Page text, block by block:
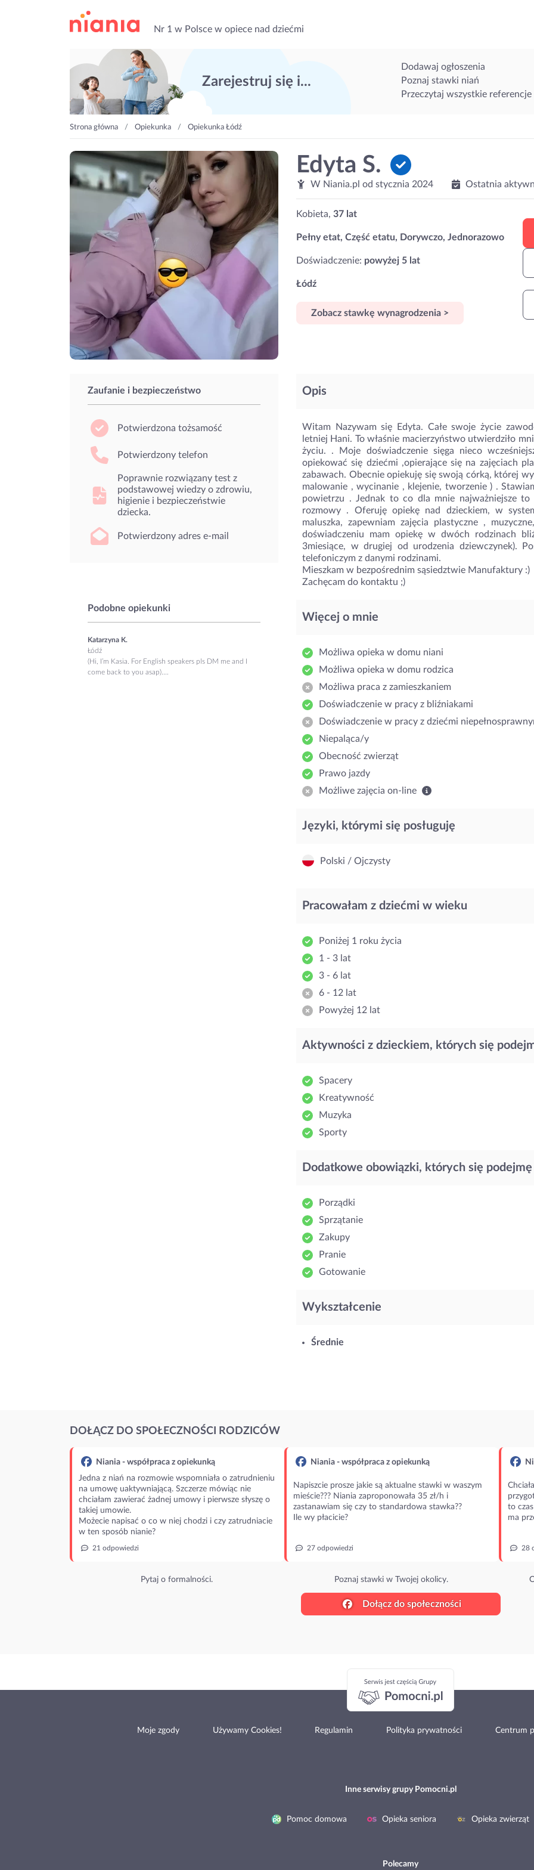
Nr 1 w Polsce w opiece nad dziećmi
Zarejestruj się i...
Dodawaj ogłoszenia
Poznaj stawki niań
Przeczytaj wszystkie referencje
Strona główna Opiekunka Opiekunka Łódź
Edyta S.
W Niania.pl od stycznia 2024 Ostatnia
Kobieta, 37 lat
Pełny etat, Część etatu, Dorywczo, Jednorazowo
Doświadczenie: powyżej 5 lat
Łódź
Zobacz stawkę wynagrodzenia >
Zaufanie i bezpieczeństwo
Potwierdzona tożsamość
Potwierdzony telefon
Poprawnie rozwiązany test z
podstawowej wiedzy o zdrowiu,
higienie i bezpieczeństwie
dziecka.
Potwierdzony adres e-mail
Podobne opiekunki
Katarzyna K.
Łódź
(Hi, I’m Kasia. For English speakers pls DM me and I
come back to you asap)....
Opis
Witam Nazywam się Edyta. Całe swoje życie
letniej Hani. To właśnie macierzyństwo utwierdziło
życiu. . Moje doświadczenie sięga nieco
opiekować się dziećmi ,opierające się na zajęciach
zabawach. Obecnie opiekuję się swoją córką, której
malowanie , wycinanie , klejenie, tworzenie ) .
powietrzu . Jednak to co dla mnie najważniejsze to
rozmowy . Oferuję opiekę nad dzieckiem, w
maluszka, zapewniam zajęcia plastyczne ,
doświadczeniu mam opiekę w dwóch rodzinach
3miesiące, w drugiej od urodzenia dziewczynek).
telefoniczym z danymi rodzinami.
Mieszkam w bezpośrednim sąsiedztwie Manufaktury :)
Zachęcam do kontaktu ;)
Więcej o mnie
Możliwa opieka w domu niani
Możliwa opieka w domu rodzica
Możliwa praca z zamieszkaniem
Doświadczenie w pracy z bliźniakami
Doświadczenie w pracy z dziećmi
Niepaląca/y
Obecność zwierząt
Prawo jazdy
Możliwe zajęcia on-line
Języki, którymi się posługuję
Polski / Ojczysty
Pracowałam z dziećmi w wieku
Poniżej 1 roku życia
1 - 3 lat
3 - 6 lat
6 - 12 lat
Powyżej 12 lat
Aktywności z dzieckiem, których się
Spacery
Kreatywność
Muzyka
Sporty
Dodatkowe obowiązki, których się podejmę
Porządki
Sprzątanie
Zakupy
Pranie
Gotowanie
Wykształcenie
Średnie
DOŁĄCZ DO SPOŁECZNOŚCI RODZICÓW
Niania - współpraca z opiekunką
Jedna z niań na rozmowie wspomniała o zatrudnieniu
na umowę uaktywniającą. Szczerze mówiąc nie
chciałam zawierać żadnej umowy i pierwsze słyszę o
takiej umowie.
Możecie napisać o co w niej chodzi i czy zatrudniacie
w ten sposób nianie?
21 odpowiedzi
Pytaj o formalności.
Niania - współpraca z opiekunką
Napiszcie prosze jakie są aktualne stawki w waszym
mieście??? Niania zaproponowała 35 zł/h i
zastanawiam się czy to standardowa stawka??
Ile wy płacicie?
27 odpowiedzi
Poznaj stawki w Twojej okolicy.
to
ma
28
Dołącz do społeczności
Moje zgody Używamy Cookies! Regulamin Polityka prywatności Centrum
Inne serwisy grupy Pomocni.pl
Pomoc domowa Opieka seniora Opieka zwierząt
Polecamy